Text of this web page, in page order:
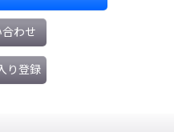
わせ
り登録